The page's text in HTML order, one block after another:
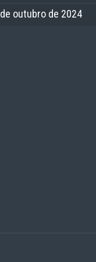
outubro de 2024